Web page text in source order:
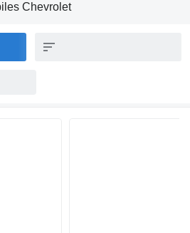
Chevrolet